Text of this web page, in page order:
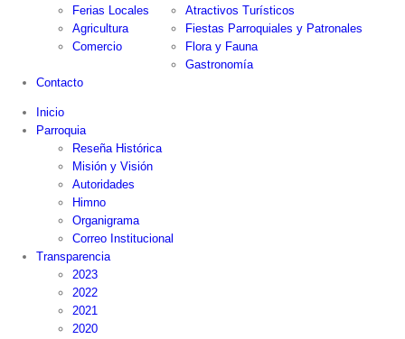
Ferias Locales
Agricultura
Comercio
Atractivos Turísticos
Fiestas Parroquiales y Patronales
Flora y Fauna
Gastronomía
Contacto
Inicio
Parroquia
Reseña Histórica
Misión y Visión
Autoridades
Himno
Organigrama
Correo Institucional
Transparencia
2023
2022
2021
2020